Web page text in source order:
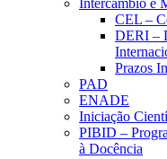
Intercâmbio e
CEL –
DERI –
Prazos
PAD
ENADE
Iniciação
PIBID –
à Docência